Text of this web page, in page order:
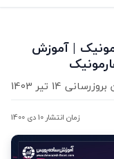
| آموزش
14 تیر 1403
زمان انتشار 10 دی 1400